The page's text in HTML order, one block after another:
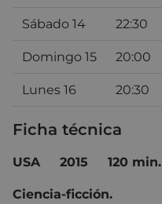
Sábado 14 22:30
Domingo 15 20:00
Lunes 16 20:30
Ficha técnica
USA 2015 120 min.
Ciencia-ficción.